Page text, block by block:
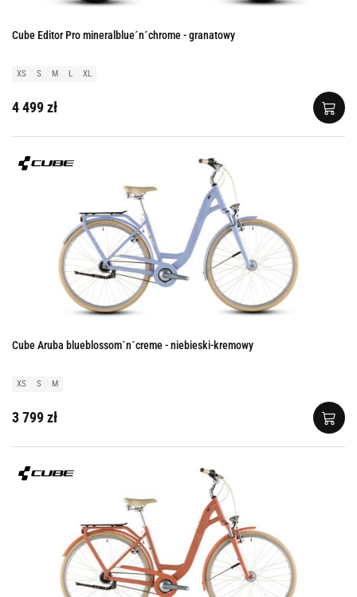
Cube Editor Pro mineralblue´n´chrome - granatowy
XS S M L XL
4 499 zł
Cube Aruba blueblossom´n´creme - niebieski-kremowy
XS S M
3 799 zł